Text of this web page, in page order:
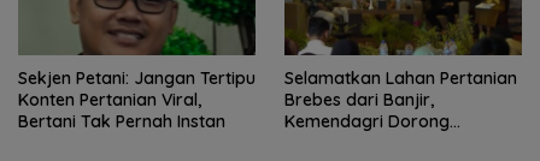
Sekjen Petani: Jangan Tertipu
Konten Pertanian Viral,
Bertani Tak Pernah Instan
Selamatkan Lahan Pertanian
Brebes dari Banjir,
Kemendagri Dorong